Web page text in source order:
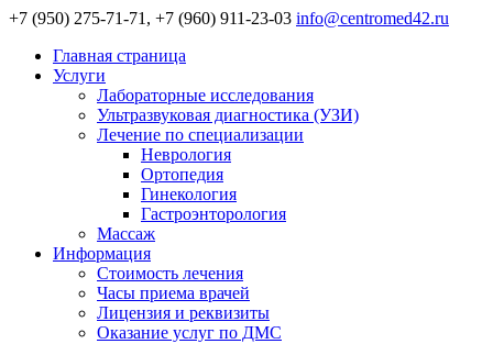
+7 (950) 275-71-71, +7 (960) 911-23-03 info@centromed42.ru
Главная страница
Услуги
Лабораторные исследования
Ультразвуковая диагностика (УЗИ)
Лечение по специализации
Неврология
Ортопедия
Гинекология
Гастроэнторология
Массаж
Информация
Стоимость лечения
Часы приема врачей
Лицензия и реквизиты
Оказание услуг по ДМС